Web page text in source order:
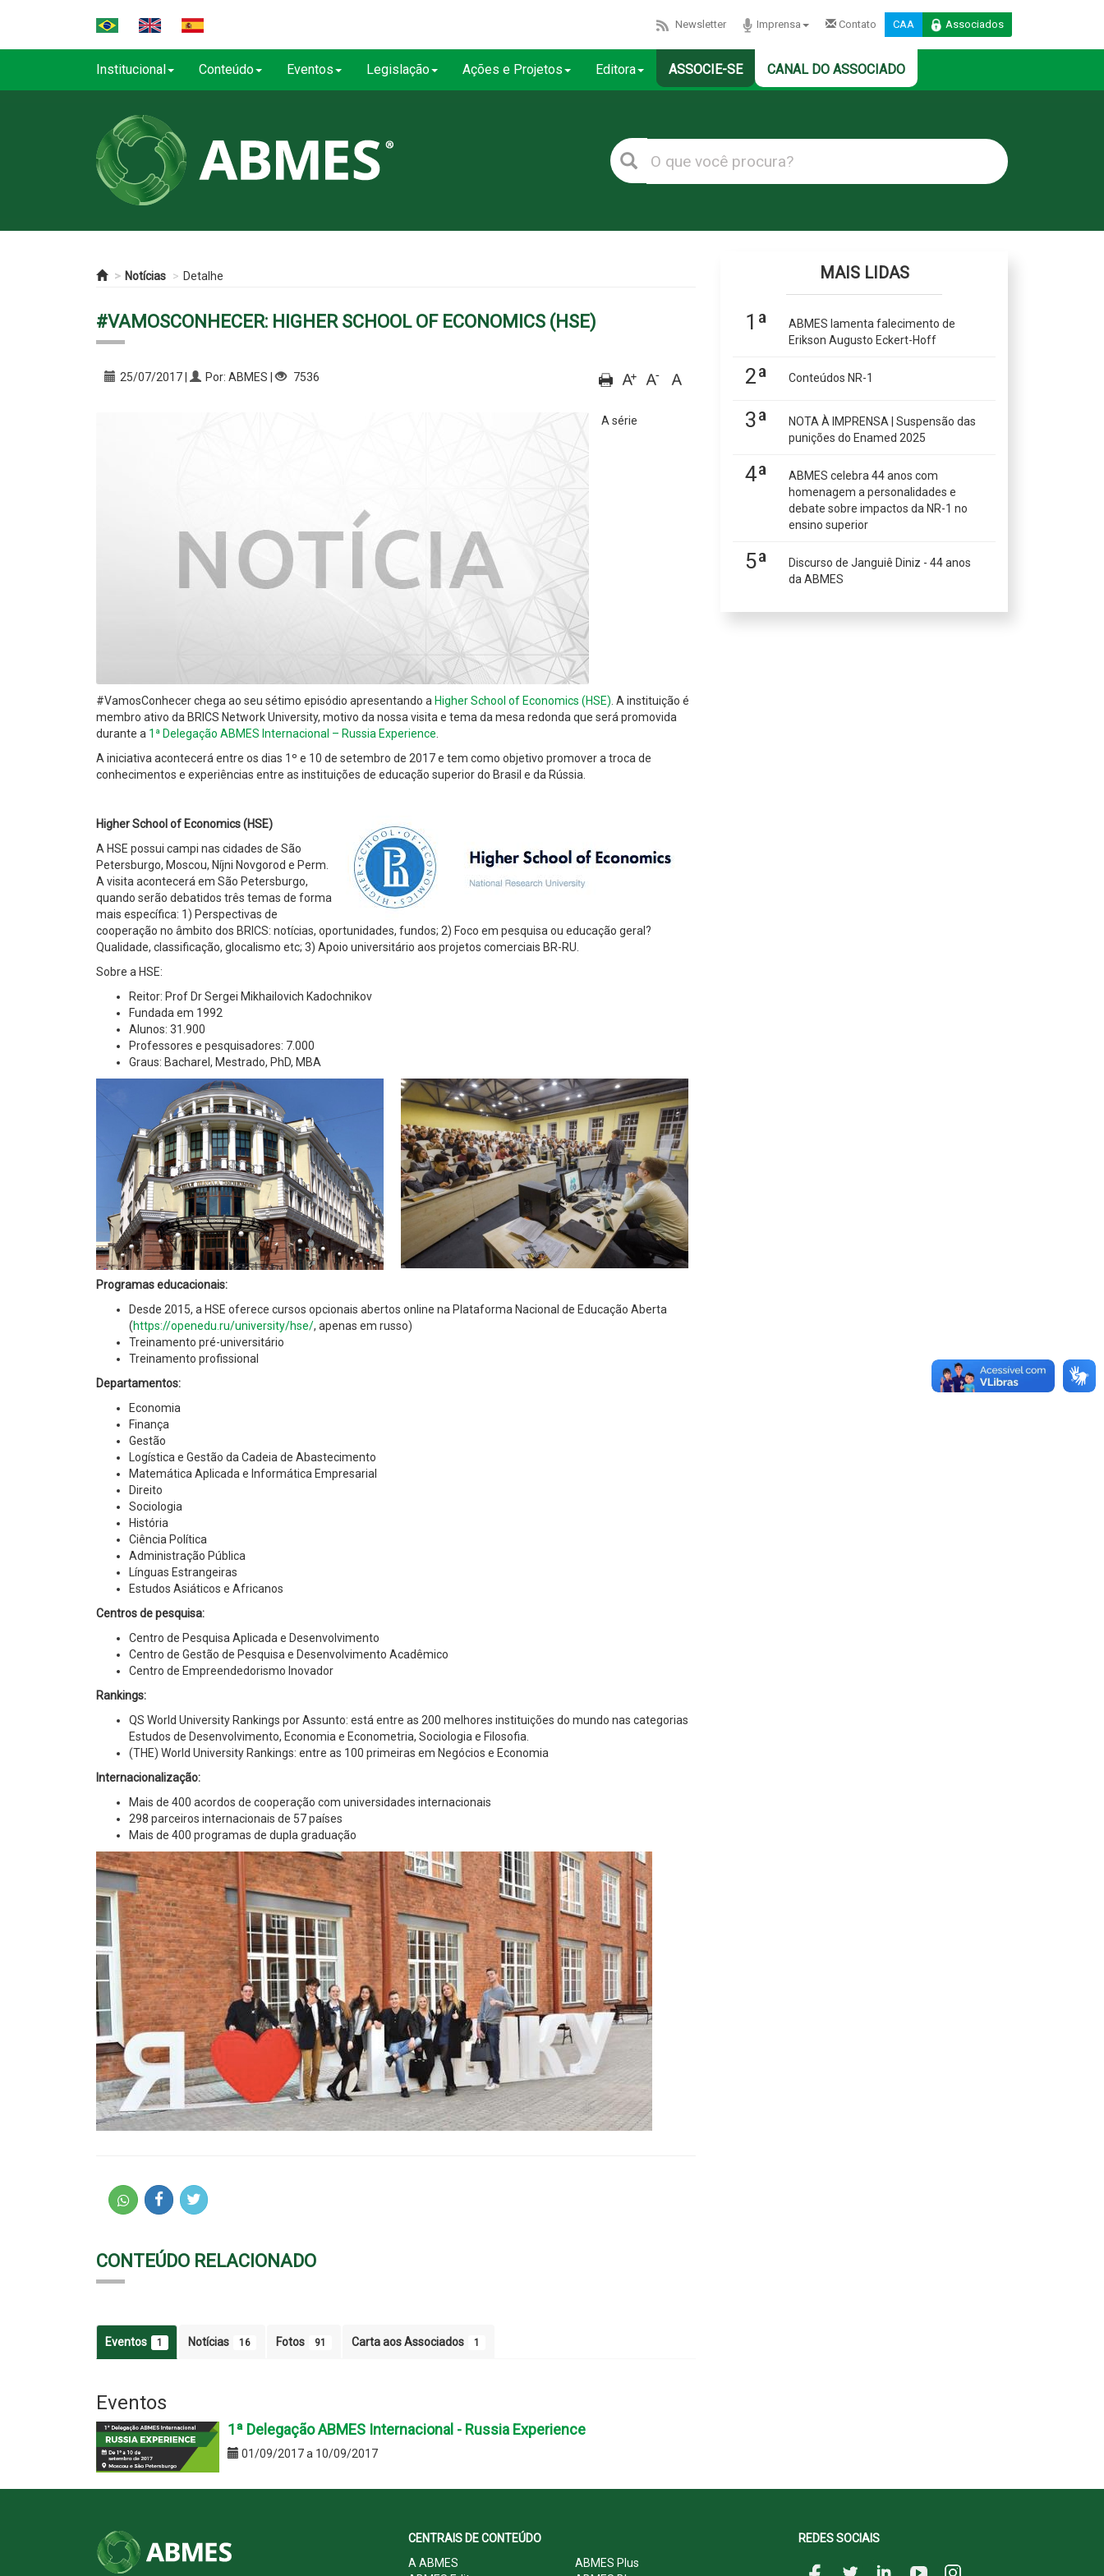
Newsletter Imprensa Contato CAA Associados
Institucional Conteúdo Eventos Legislação Ações e Projetos Editora ASSOCIE-SE CANAL DO ASSOCIADO
Notícias Detalhe
#VAMOSCONHECER: HIGHER SCHOOL OF ECONOMICS (HSE)
25/07/2017 | Por: ABMES | 7536
A série
#VamosConhecer chega ao seu sétimo episódio apresentando a Higher School of Economics (HSE) . A instituição é
membro ativo da BRICS Network University, motivo da nossa visita e tema da mesa redonda que será promovida
durante a 1ª Delegação ABMES Internacional – Russia Experience
A iniciativa acontecerá entre os dias 1º e 10 de setembro de 2017 e tem como objetivo promover a troca de
conhecimentos e experiências entre as instituições de educação superior do Brasil e da Rússia.
Higher School of Economics (HSE)
A HSE possui campi nas cidades de São
Petersburgo, Moscou, Níjni Novgorod e Perm.
A visita acontecerá em São Petersburgo,
quando serão debatidos três temas de forma
mais específica: 1) Perspectivas de
cooperação no âmbito dos BRICS: notícias, oportunidades, fundos; 2) Foco em pesquisa ou educação geral?
Qualidade, classificação, glocalismo etc; 3) Apoio universitário aos projetos comerciais BR-RU.
Sobre a HSE:
Reitor: Prof Dr Sergei Mikhailovich Kadochnikov
Fundada em 1992
Alunos: 31.900
Professores e pesquisadores: 7.000
Graus: Bacharel, Mestrado, PhD, MBA
Programas educacionais:
Desde 2015, a HSE oferece cursos opcionais abertos online na Plataforma Nacional de Educação Aberta
(https://openedu.ru/university/hse/, apenas em russo)
Treinamento pré-universitário
Treinamento profissional
Departamentos:
Economia
Finança
Gestão
Logística e Gestão da Cadeia de Abastecimento
Matemática Aplicada e Informática Empresarial
Direito
Sociologia
História
Ciência Política
Administração Pública
Línguas Estrangeiras
Estudos Asiáticos e Africanos
Centros de pesquisa:
Centro de Pesquisa Aplicada e Desenvolvimento
Centro de Gestão de Pesquisa e Desenvolvimento Acadêmico
Centro de Empreendedorismo Inovador
Rankings:
QS World University Rankings por Assunto: está entre as 200 melhores instituições do mundo nas categorias
Estudos de Desenvolvimento, Economia e Econometria, Sociologia e Filosofia.
(THE) World University Rankings: entre as 100 primeiras em Negócios e Economia
Internacionalização:
Mais de 400 acordos de cooperação com universidades internacionais
298 parceiros internacionais de 57 países
Mais de 400 programas de dupla graduação
CONTEÚDO RELACIONADO
Eventos 1 Notícias 16 Fotos 91 Carta aos Associados 1
Eventos
1ª Delegação ABMES Internacional - Russia Experience
01/09/2017 a 10/09/2017
MAIS LIDAS
1ª
ABMES lamenta falecimento de
Erikson Augusto Eckert-Hoff
2ª Conteúdos NR-1
3ª
NOTA À IMPRENSA | Suspensão das
punições do Enamed 2025
4ª
ABMES celebra 44 anos com
homenagem a personalidades e
debate sobre impactos da NR-1 no
ensino superior
5ª
Discurso de Janguiê Diniz - 44 anos
da ABMES
CENTRAIS DE CONTEÚDO
A ABMES
ABMES Plus
REDES SOCIAIS